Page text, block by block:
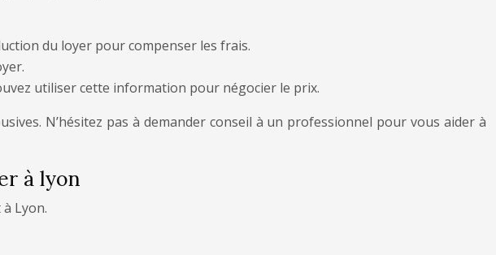
du loyer pour compenser les frais.
utiliser cette information pour négocier le prix.
N’hésitez pas à demander conseil à un professionnel pour vous aider à
à lyon
Lyon.